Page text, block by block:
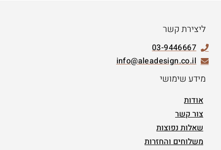
ליצירת קשר
03-9446667
info@aleadesign.co.il
מידע שימושי
אודות
צור קשר
שאלות נפוצות
משלוחים והחזרות